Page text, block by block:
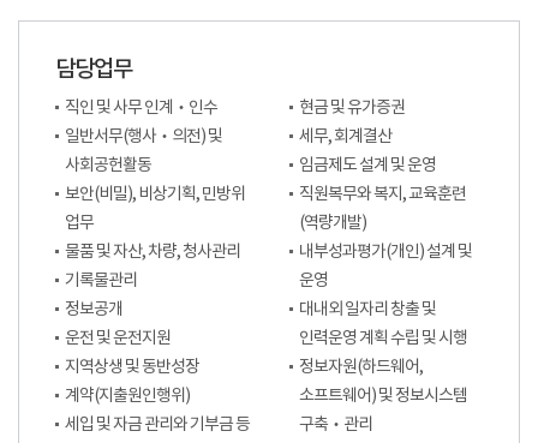
담당업무
직인 및 사무 인계‧인수
일반서무(행사‧의전) 및
사회공헌활동
보안(비밀), 비상기획, 민방위
업무
물품 및 자산, 차량, 청사관리
기록물관리
정보공개
운전 및 운전지원
지역상생 및 동반성장
계약(지출원인행위)
세입 및 자금 관리와 기부금 등
현금 및 유가증권
세무, 회계결산
임금제도 설계 및 운영
직원복무와 복지, 교육훈련
(역량개발)
내부성과평가(개인) 설계 및
운영
대내외 일자리 창출 및
인력운영 계획 수립 및 시행
정보자원(하드웨어,
소프트웨어) 및 정보시스템
구축‧관리